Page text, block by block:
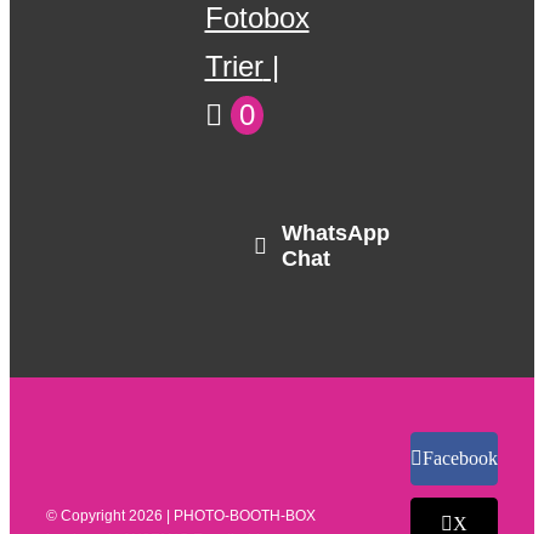
Fotobox
Trier
0
WhatsApp
Chat
© Copyright2026 | PHOTO-BOOTH-BOX
Facebook
X